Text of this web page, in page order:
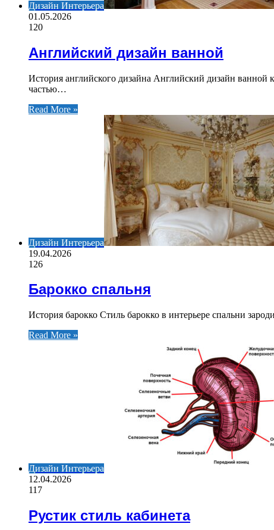
Дизайн Интерьера
01.05.2026
120
Английский дизайн ванной
История английского дизайна Английский дизайн ванной
частью…
Read More »
Дизайн Интерьера
19.04.2026
126
Барокко спальня
История барокко Стиль барокко в интерьере спальни
Read More »
Дизайн Интерьера
12.04.2026
117
Рустик стиль кабинета